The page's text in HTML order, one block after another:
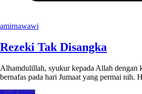
amirnawawi
Rezeki Tak Disangka
Alhamdulillah, syukur kepada Allah dengan
bernafas pada hari Jumaat yang permai nih.